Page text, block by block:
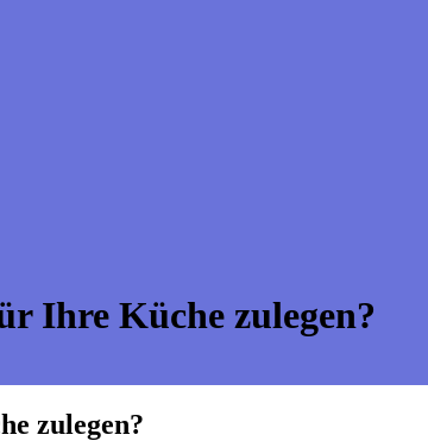
Ihre Küche zulegen?
zulegen?